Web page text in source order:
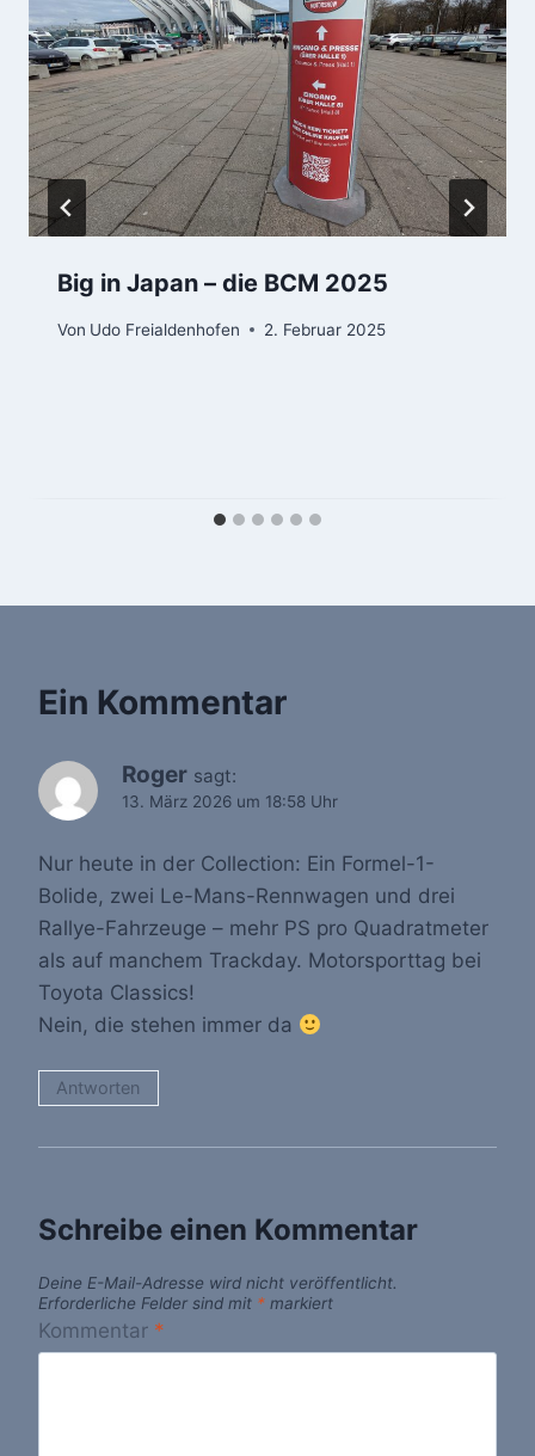
Big in Japan – die BCM 2025
Von Udo Freialdenhofen 2. Februar 2025
Ein Kommentar
Roger sagt:
13. März 2026 um 18:58 Uhr
Nur heute in der Collection: Ein Formel-1-
Bolide, zwei Le-Mans-Rennwagen und drei
Rallye-Fahrzeuge – mehr PS pro Quadratmeter
als auf manchem Trackday. Motorsporttag bei
Toyota Classics!
Nein, die stehen immer da
Antworten
Schreibe einen Kommentar
Deine E-Mail-Adresse wird nicht veröffentlicht.
Erforderliche Felder sind mit * markiert
Kommentar *